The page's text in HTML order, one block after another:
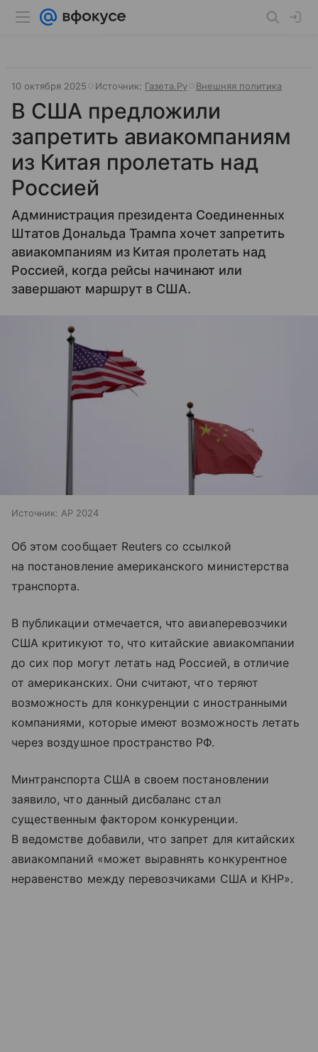
10 октября 2025 Источник: Газета.Ру Внешняя политика
В США предложили
запретить авиакомпаниям
из Китая пролетать над
Россией
Администрация президента Соединенных
Штатов Дональда Трампа хочет запретить
авиакомпаниям из Китая пролетать над
Россией, когда рейсы начинают или
завершают маршрут в США.
Источник: AP 2024
Об этом сообщает Reuters со ссылкой
на постановление американского министерства
транспорта.
В публикации отмечается, что авиаперевозчики
США критикуют то, что китайские авиакомпании
до сих пор могут летать над Россией, в отличие
от американских. Они считают, что теряют
возможность для конкуренции с иностранными
компаниями, которые имеют возможность летать
через воздушное пространство РФ.
Минтранспорта США в своем постановлении
заявило, что данный дисбаланс стал
существенным фактором конкуренции.
В ведомстве добавили, что запрет для китайских
авиакомпаний «может выравнять конкурентное
неравенство между перевозчиками США и КНР».